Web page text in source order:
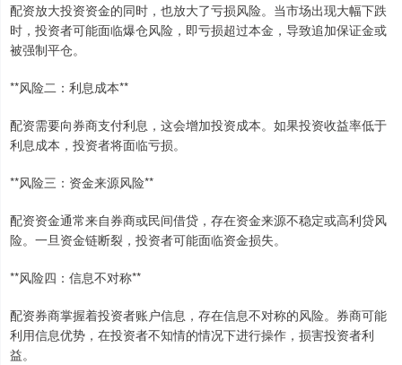
配资放大投资资金的同时，也放大了亏损风险。当市场出现大幅下跌
时，投资者可能面临爆仓风险，即亏损超过本金，导致追加保证金或
被强制平仓。
**风险二：利息成本**
配资需要向券商支付利息，这会增加投资成本。如果投资收益率低于
利息成本，投资者将面临亏损。
**风险三：资金来源风险**
配资资金通常来自券商或民间借贷，存在资金来源不稳定或高利贷风
险。一旦资金链断裂，投资者可能面临资金损失。
**风险四：信息不对称**
配资券商掌握着投资者账户信息，存在信息不对称的风险。券商可能
利用信息优势，在投资者不知情的情况下进行操作，损害投资者利
益。